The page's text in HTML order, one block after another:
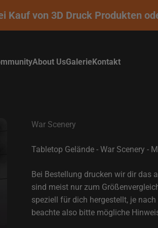
von 3D Druck Produkten
About UsGalerie Kontakt
War Scenery
Tabletop Gelände - War Scenery -
Bei Bestellung drucken wir dir das
sind meist nur zum
speziell für dich hergestellt, je
beachte also bitte mögliche